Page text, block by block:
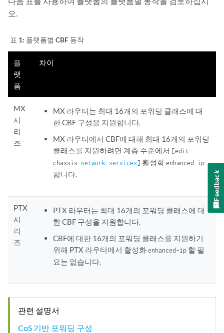
classification-override {
    }
오.
표 1: 플랫폼별 CBF 동작
플
랫
폼
차이
MX
시
리
즈
MX 라우터는 최대 16개의 포워딩 클래스에 대
한 CBF 구성을 지원합니다.
MX 라우터에서 CBF에 대해 최대 16개의 포워딩
클래스를 지원하려면 계층 수준에서 [edit
chassis network-services] 활성화enhanced-ip
합니다.
PTX
시
리
즈
PTX 라우터는 최대 16개의 포워딩 클래스에 대
한 CBF 구성을 지원합니다.
CBF에 대한 16개의 포워딩 클래스를 지원하기
위해 PTX 라우터에서 활성화enhanced-ip할 필
요는 없습니다.
관련 설명서
CoS 기반 포워딩 구성
Feedback